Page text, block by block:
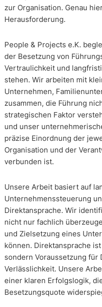
zur Organisation. Genau
Herausforderung.
People & Projects e.K.
der Besetzung von
Vertraulichkeit und
stehen. Wir arbeiten mit
Unternehmen,
zusammen, die Führung
strategischen Faktor
und unser
präzise Einordnung der
Organisation und der
verbunden ist.
Unsere Arbeit basiert auf
Unternehmenssteuerung
Direktansprache. Wir
nicht nur fachlich
und Zielsetzung eines
können. Direktansprache
sondern Voraussetzung für
Verlässlichkeit. Unsere
einer klaren Erfolgslogik,
Besetzungsquote